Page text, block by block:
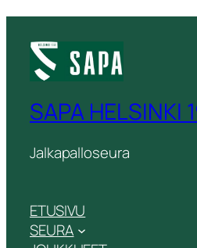
SAPA HELSINKI
Jalkapalloseura
ETUSIVU
SEURA